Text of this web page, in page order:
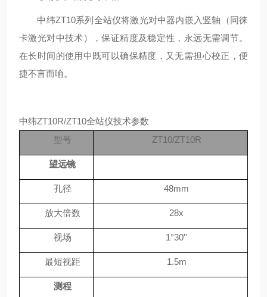
中纬ZT10系列全站仪将激光对中器内嵌入竖轴（同徕
卡激光对中技术），保证精度及稳定性，永远无需调节。
在长时间的使用中既可以确保精度，又无需担心校正，便
捷不言而喻。
中纬ZT10R/ZT10全站仪技术参数
型号
ZT10/ZT10R
望远镜
孔径 48mm
放大倍数 28x
视场 1°30''
最短视距 1.5m
测程